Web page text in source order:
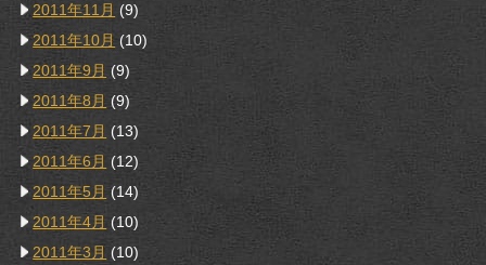
2011年11月 (9)
2011年10月 (10)
2011年9月 (9)
2011年8月 (9)
2011年7月 (13)
2011年6月 (12)
2011年5月 (14)
2011年4月 (10)
2011年3月 (10)